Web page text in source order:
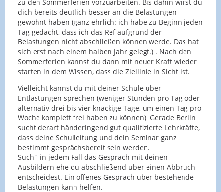
zu den Sommerferien vorzuarbeiten. Bis dahin wirst du
dich bereits deutlich besser an die Belastungen
gewöhnt haben (ganz ehrlich: ich habe zu Beginn jeden
Tag gedacht, dass ich das Ref aufgrund der
Belastungen nicht abschließen können werde. Das hat
sich erst nach einem halben Jahr gelegt.) . Nach den
Sommerferien kannst du dann mit neuer Kraft wieder
starten in dem Wissen, dass die Ziellinie in Sicht ist.
Vielleicht kannst du mit deiner Schule über
Entlastungen sprechen (weniger Stunden pro Tag oder
alternativ drei bis vier knackige Tage, um einen Tag pro
Woche komplett frei haben zu können). Gerade Berlin
sucht derart händeringend gut qualifizierte Lehrkräfte,
dass deine Schulleitung und dein Seminar ganz
bestimmt gesprächsbereit sein werden.
Such´ in jedem Fall das Gespräch mit deinen
Ausbildern ehe du abschließend über einen Abbruch
entscheidest. Ein offenes Gespräch über bestehende
Belastungen kann helfen.